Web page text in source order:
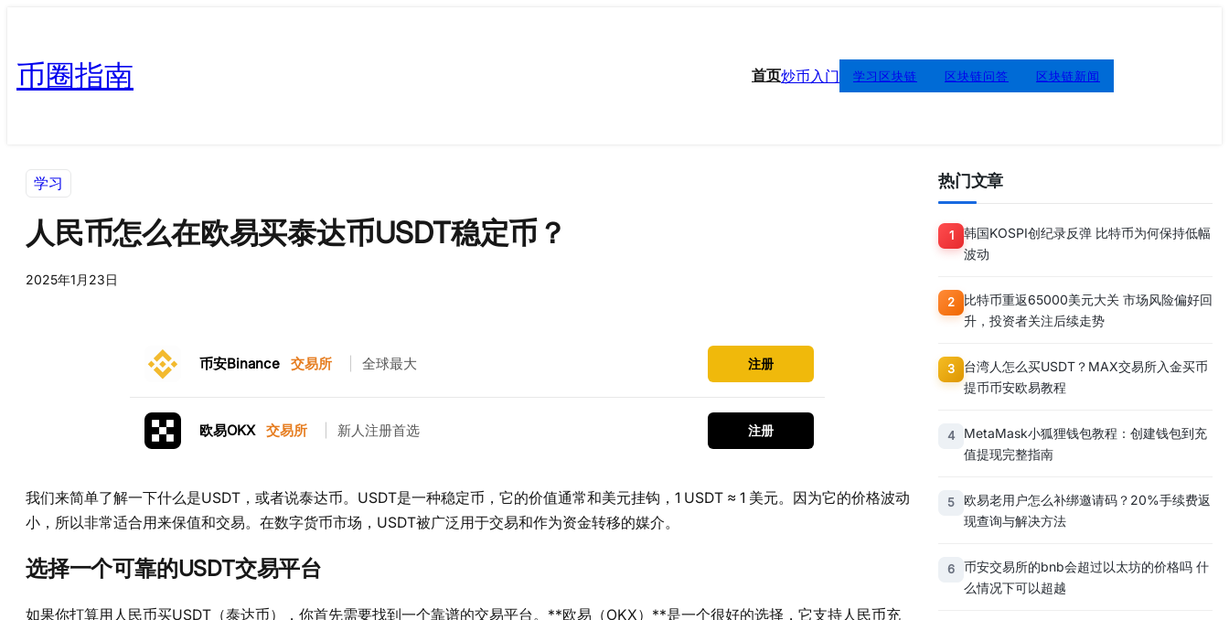
币圈指南 首页炒币入门 学习区块链 区块链问答 区块链新闻
学习
人民币怎么在欧易买泰达币USDT稳定币？
2025年1月23日
币安Binance 交易所 全球最大 注册
欧易OKX 交易所 新人注册首选 注册
我们来简单了解一下什么是USDT，或者说泰达币。USDT是一种稳定币，它的价值通常和美元挂钩，1 USDT ≈ 1 美元。因为它的价格波动
小，所以非常适合用来保值和交易。在数字货币市场，USDT被广泛用于交易和作为资金转移的媒介。
选择一个可靠的USDT交易平台
如果你打算用人民币买USDT（泰达币），你首先需要找到一个靠谱的交易平台。**欧易（OKX）**是一个很好的选择，它支持人民币充
热门文章
1
韩国KOSPI创纪录反弹 比特币为何保持低幅
波动
2
比特币重返65000美元大关 市场风险偏好回
升，投资者关注后续走势
3
台湾人怎么买USDT？MAX交易所入金买币
提币币安欧易教程
4
MetaMask小狐狸钱包教程：创建钱包到充
值提现完整指南
5
欧易老用户怎么补绑邀请码？20%手续费返
现查询与解决方法
6
币安交易所的bnb会超过以太坊的价格吗 什
么情况下可以超越